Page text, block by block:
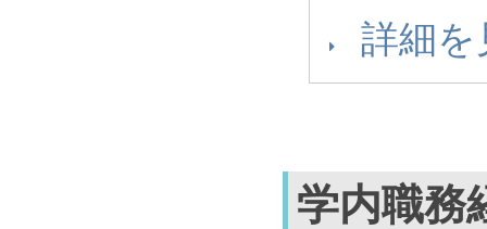
詳細を
学内職務